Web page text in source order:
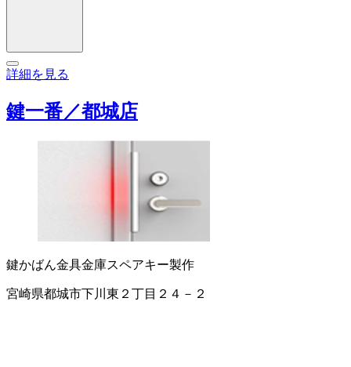
詳細を見る
鍵一番／都城店
鍵かばん金具金庫スペアキー製作
宮崎県都城市下川東２丁目２４－２